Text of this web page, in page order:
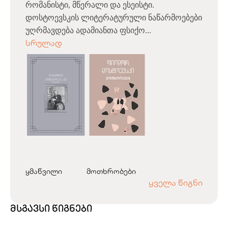
რომანისტი, მწერალი და ესეისტი.
დოსტოევსკის ლიტერატურული ნაწარმოებები
უღრმავდება ადამიანთა ფსიქო...
სრულად
ყმაწვილი მოთხრობები
ყველა წიგნი
მსგავსი წიგნები